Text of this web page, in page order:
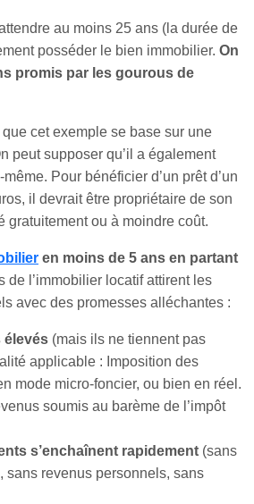
au moins 25 ans (la durée de
posséder le bien immobilier. On
promis par les gourous de
cet exemple se base sur une
peut supposer qu’il a également
Pour bénéficier d’un prêt d’un
il devrait être propriétaire de son
gratuitement ou à moindre coût.
en moins de 5 ans en partant
de l’immobilier locatif attirent les
avec des promesses alléchantes :
élevés (mais ils ne tiennent pas
applicable : Imposition des
mode micro-foncier, ou bien en réel.
soumis au barème de l’impôt
s’enchaînent rapidement (sans
sans revenus personnels, sans